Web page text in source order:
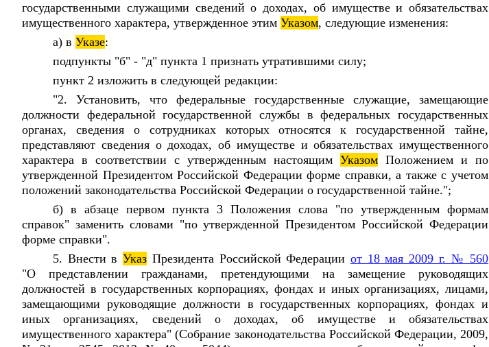
государственными служащими сведений о доходах, об имуществе и обязательствах
имущественного характера, утвержденное этим Указом, следующие изменения:
а) в Указе:
подпункты "б" - "д" пункта 1 признать утратившими силу;
пункт 2 изложить в следующей редакции:
"2. Установить, что федеральные государственные служащие, замещающие
должности федеральной государственной службы в федеральных государственных
органах, сведения о сотрудниках которых относятся к государственной тайне,
представляют сведения о доходах, об имуществе и обязательствах имущественного
характера в соответствии с утвержденным настоящим Указом Положением и по
утвержденной Президентом Российской Федерации форме справки, а также с учетом
положений законодательства Российской Федерации о государственной тайне.";
б) в абзаце первом пункта 3 Положения слова "по утвержденным формам
справок" заменить словами "по утвержденной Президентом Российской Федерации
форме справки".
5. Внести вУказ Президента Российской Федерацииот 18 мая 2009 г. № 560
"О представлении гражданами, претендующими на замещение руководящих
должностей в государственных корпорациях, фондах и иных организациях, лицами,
замещающими руководящие должности в государственных корпорациях, фондах и
иных организациях, сведений о доходах, об имуществе и обязательствах
имущественного характера" (Собрание законодательства Российской Федерации, 2009,